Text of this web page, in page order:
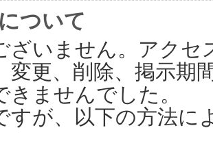
ついて
ざいません。アクセ
変更、削除、掲示期
きませんでした。
すが、以下の方法に